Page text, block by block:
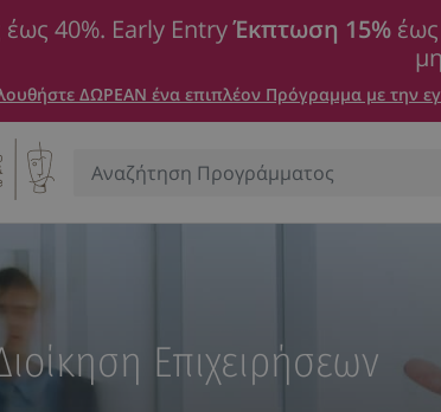
έως 40%. Early EntryΈκπτωση 15%
ΔΩΡΕΑΝ ένα επιπλέον Πρόγραμμα με την
Αναζήτηση:
Επιχειρήσεων